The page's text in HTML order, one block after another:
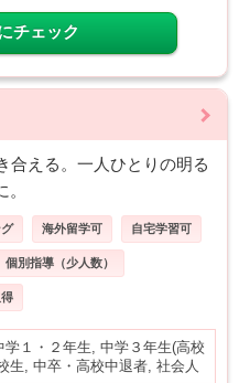
チェック
合える。一人ひとりの明る
海外留学可 自宅学習可
個別指導（少人数）
学１・２年生, 中学３年生(高校
生, 中卒・高校中退者, 社会人